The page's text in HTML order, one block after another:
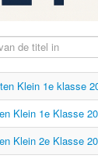
de titel in
Klein 1e klasse
Klein 1e Klasse
Klein 2e Klasse